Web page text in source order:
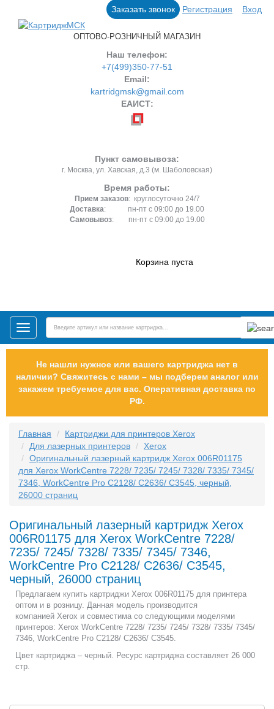
Заказать звонок Регистрация Вход
ОПТОВО-РОЗНИЧНЫЙ МАГАЗИН
Наш телефон:
+7(499)350-77-51
Email:
kartridgmsk@gmail.com
ЕАИСТ:
Пункт самовывоза:
г. Москва, ул. Хавская, д.3 (м. Шаболовская)
Время работы:
Прием заказов: круглосуточно 24/7
Доставка: пн-пт с 09:00 до 19.00
Самовывоз: пн-пт с 09:00 до 19.00
Корзина пуста
Toggle
navigation
Не нашли нужное или вашего картриджа нет в
наличии? Свяжитесь с нами – мы подберем аналог или
закажем требуемое для вас. Оперативная доставка по
РФ.
Главная
Картриджи для принтеров Xerox
Для лазерных принтеров
Xerox
Оригинальный лазерный картридж Xerox 006R01175
для Xerox WorkCentre 7228/ 7235/ 7245/ 7328/ 7335/ 7345/
7346, WorkCentre Pro C2128/ C2636/ C3545, черный,
26000 страниц
Оригинальный лазерный картридж Xerox
006R01175 для Xerox WorkCentre 7228/
7235/ 7245/ 7328/ 7335/ 7345/ 7346,
WorkCentre Pro C2128/ C2636/ C3545,
черный, 26000 страниц
Предлагаем купить картриджи Xerox 006R01175 для принтера
оптом и в розницу. Данная модель производится
компанией Xerox и совместима со следующими моделями
принтеров: Xerox WorkCentre 7228/ 7235/ 7245/ 7328/ 7335/ 7345/
7346, WorkCentre Pro C2128/ C2636/ C3545.
Цвет картриджа – черный. Ресурс картриджа составляет 26 000
стр.